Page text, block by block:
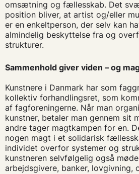
omsætning og fællesskab. Det
position bliver, at artist og/eller
er en enkeltperson, der selv kan
almindelig beskyttelse fra og
strukturer.
Sammenhold giver viden – og
Kunstnere i Danmark har som
kollektiv forhandlingsret, som
af fagforeningerne. Når man
kunstner, betaler man gennem sit
andre tager magtkampen for en.
nogen magt i et solidarisk
individet overfor systemer og
kunstneren selvfølgelig også
arbejdsgivere, banker, lovgivning,